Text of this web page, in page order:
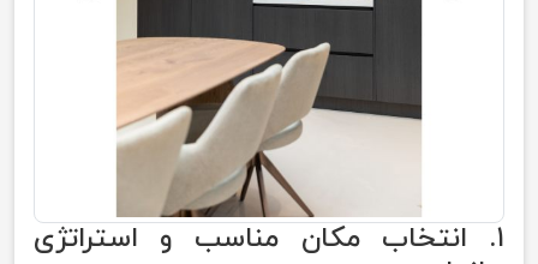
۱. انتخاب مکان مناسب و استراتژی